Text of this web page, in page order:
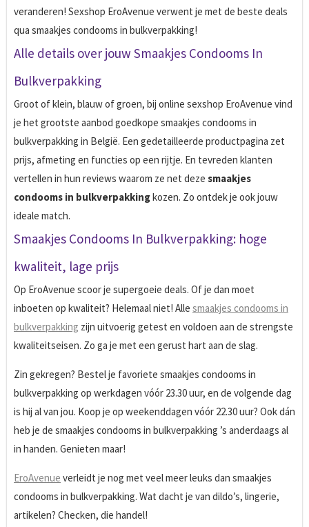
veranderen! Sexshop EroAvenue verwent je met de beste deals
qua smaakjes condooms in bulkverpakking!
Alle details over jouw Smaakjes Condooms In
Bulkverpakking
Groot of klein, blauw of groen, bij online sexshop EroAvenue vind
je het grootste aanbod goedkope smaakjes condooms in
bulkverpakking in België. Een gedetailleerde product­pagina zet
prijs, afmeting en functies op een rijtje. En tevreden klanten
vertellen in hun reviews waarom ze net deze smaakjes
condooms in bulkverpakkingkozen. Zo ontdek je ook jouw
ideale match.
Smaakjes Condooms In Bulkverpakking: hoge
kwaliteit, lage prijs
Op EroAvenue scoor je supergoeie deals. Of je dan moet
inboeten op kwaliteit? Helemaal niet! Alle smaakjes condooms in
bulkverpakking zijn uitvoerig getest en voldoen aan de strengste
kwaliteitseisen. Zo ga je met een gerust hart aan de slag.
Zin gekregen? Bestel je favoriete smaakjes condooms in
bulkverpakking op werkdagen vóór 23.30 uur, en de volgende dag
is hij al van jou. Koop je op weekenddagen vóór 22.30 uur? Ook dán
heb je de smaakjes condooms in bulkverpakking ’s anderdaags al
in handen. Genieten maar!
EroAvenue verleidt je nog met veel meer leuks dan smaakjes
condooms in bulkverpakking. Wat dacht je van dildo’s, lingerie,
artikelen? Checken, die handel!